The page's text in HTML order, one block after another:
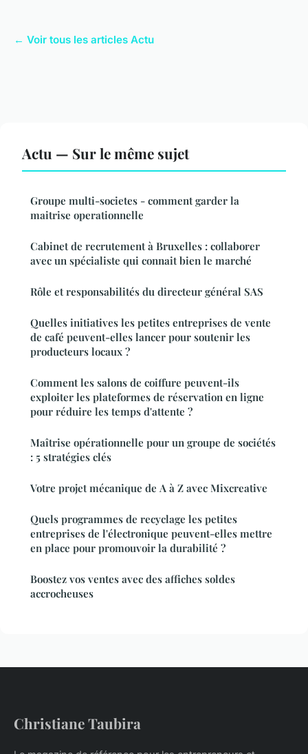
← Voir tous les articles Actu
Actu — Sur le même sujet
Groupe multi-societes - comment garder la
maitrise operationnelle
Cabinet de recrutement à Bruxelles : collaborer
avec un spécialiste qui connait bien le marché
Rôle et responsabilités du directeur général SAS
Quelles initiatives les petites entreprises de vente
de café peuvent-elles lancer pour soutenir les
producteurs locaux ?
Comment les salons de coiffure peuvent-ils
exploiter les plateformes de réservation en ligne
pour réduire les temps d'attente ?
Maîtrise opérationnelle pour un groupe de sociétés
: 5 stratégies clés
Votre projet mécanique de A à Z avec Mixcreative
Quels programmes de recyclage les petites
entreprises de l'électronique peuvent-elles mettre
en place pour promouvoir la durabilité ?
Boostez vos ventes avec des affiches soldes
accrocheuses
Christiane Taubira